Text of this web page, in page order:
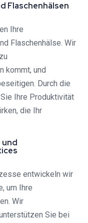
Flaschenhälsen
Ihre
Flaschenhälse. Wir
kommt, und
Durch die
Ihre Produktivität
die Ihr
entwickeln wir
um Ihre
Wir
Sie bei